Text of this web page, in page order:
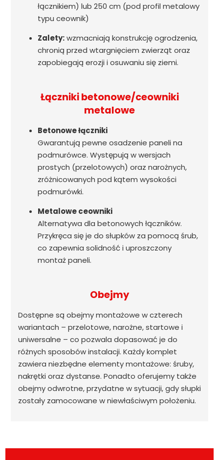
łącznikiem) lub 250 cm (pod profil metalowy
typu ceownik)
Zalety:wzmacniają konstrukcję ogrodzenia,
chronią przed wtargnięciem zwierząt oraz
zapobiegają erozji i osuwaniu się ziemi.
Łączniki betonowe/ceowniki
metalowe
Betonowe łączniki
Gwarantują pewne osadzenie paneli na
podmurówce. Występują w wersjach
prostych (przelotowych) oraz narożnych,
zróżnicowanych pod kątem wysokości
podmurówki.
Metalowe ceowniki
Alternatywa dla betonowych łączników.
Przykręca się je do słupków za pomocą śrub,
co zapewnia solidność i uproszczony
montaż paneli.
Obejmy
Dostępne są obejmy montażowe w czterech
wariantach – przelotowe, narożne, startowe i
uniwersalne – co pozwala dopasować je do
różnych sposobów instalacji. Każdy komplet
zawiera niezbędne elementy montażowe: śruby,
nakrętki oraz dystanse. Ponadto oferujemy także
obejmy odwrotne, przydatne w sytuacji, gdy słupki
zostały zamocowane w niewłaściwym położeniu.